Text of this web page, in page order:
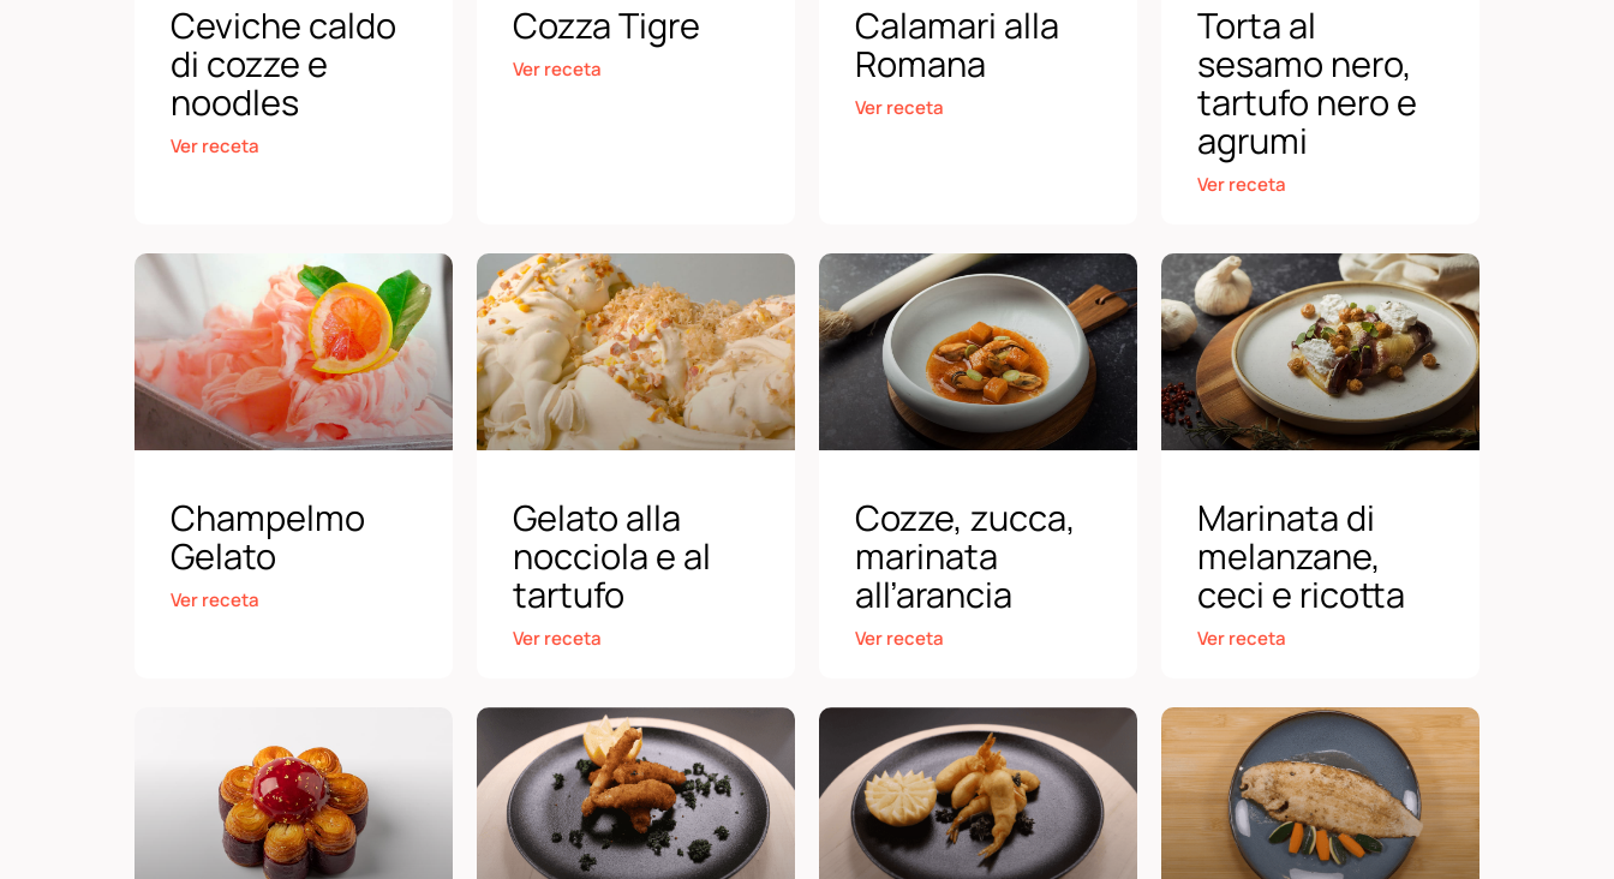
Ceviche caldo
di cozze e
noodles
Ver receta
Cozza Tigre
Ver receta
Calamari alla
Romana
Ver receta
Torta al
sesamo nero,
tartufo nero e
agrumi
Ver receta
Champelmo
Gelato
Ver receta
Gelato alla
nocciola e al
tartufo
Ver receta
Cozze, zucca,
marinata
all’arancia
Ver receta
Marinata di
melanzane,
ceci e ricotta
Ver receta